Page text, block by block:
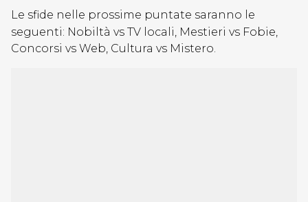
Le sfide nelle prossime puntate saranno le
seguenti: Nobiltà vs TV locali, Mestieri vs Fobie,
Concorsi vs Web, Cultura vs Mistero.